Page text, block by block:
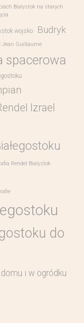
Białystok na starych
wojsko Budryk
Jean Guillaume
spacerowa
Izrael
Rendel Białystok
do
i w ogródku